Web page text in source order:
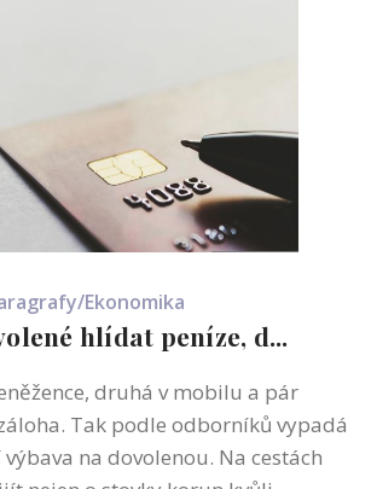
Ekonomika
hlídat peníze, d...
druhá v mobilu a pár
Tak podle odborníků vypadá
na dovolenou. Na cestách